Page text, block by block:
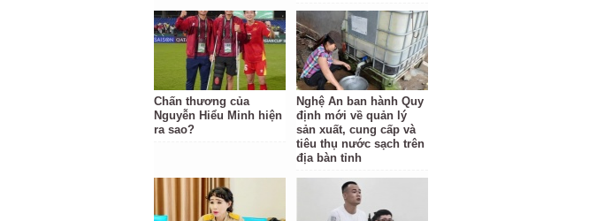
Chấn thương của
Nguyễn Hiểu Minh hiện
ra sao?
Nghệ An ban hành Quy
định mới về quản lý
sản xuất, cung cấp và
tiêu thụ nước sạch trên
địa bàn tỉnh